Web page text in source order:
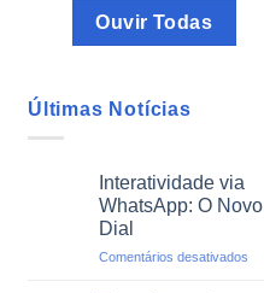
Ouvir Todas
Últimas Notícias
Interatividade via
WhatsApp: O Novo
Dial
Comentários desativados